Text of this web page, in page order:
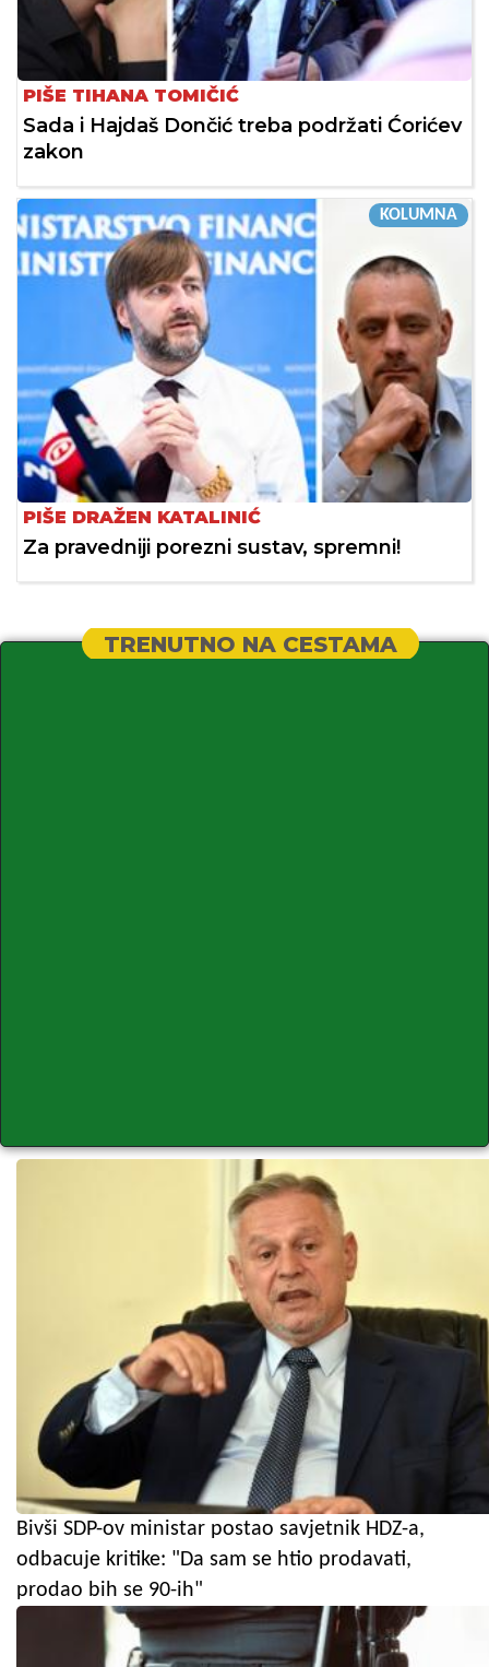
PIŠE TIHANA TOMIČIĆ
Sada i Hajdaš Dončić treba podržati Ćorićev
zakon
KOLUMNA
PIŠE DRAŽEN KATALINIĆ
Za pravedniji porezni sustav, spremni!
TRENUTNO NA CESTAMA
Bivši SDP-ov ministar postao savjetnik HDZ-a,
odbacuje kritike: "Da sam se htio prodavati,
prodao bih se 90-ih"